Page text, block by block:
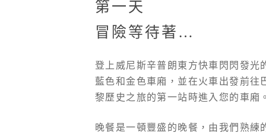
第一天
冒險等待著…
登上威尼斯辛普朗東方快車閃閃發光
藍色和金色車廂，並在火車出發前往
黎歷史之旅的第一站時進入您的車廂
晚餐是一頓豐盛的晚餐，由我們熟練